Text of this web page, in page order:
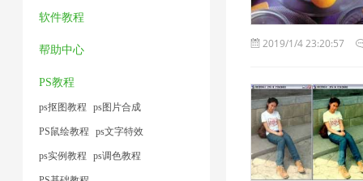
缩
1
软件教程
帮助中心
PS教程
ps抠图教程 ps图片合成
PS鼠绘教程 ps文字特效
ps实例教程 ps调色教程
2019/1/4 23:20:57